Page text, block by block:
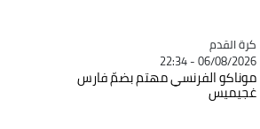
Catégorie
كرة القدم
06/08/2026 - 22:34
موناكو الفرنسي مهتم بضمّ فارس
غجيميس